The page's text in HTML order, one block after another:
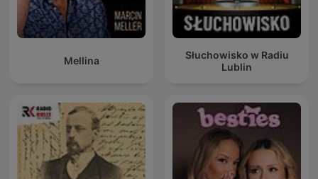
Mellina
Słuchowisko w Radiu
Lublin